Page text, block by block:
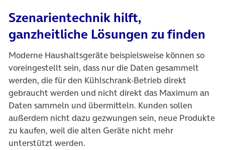
Szenarientechnik hilft,
ganzheitliche Lösungen zu finden
Moderne Haushaltsgeräte beispielsweise können so
voreingestellt sein, dass nur die Daten gesammelt
werden, die für den Kühlschrank-Betrieb direkt
gebraucht werden und nicht direkt das Maximum an
Daten sammeln und übermitteln. Kunden sollen
außerdem nicht dazu gezwungen sein, neue Produkte
zu kaufen, weil die alten Geräte nicht mehr
unterstützt werden.